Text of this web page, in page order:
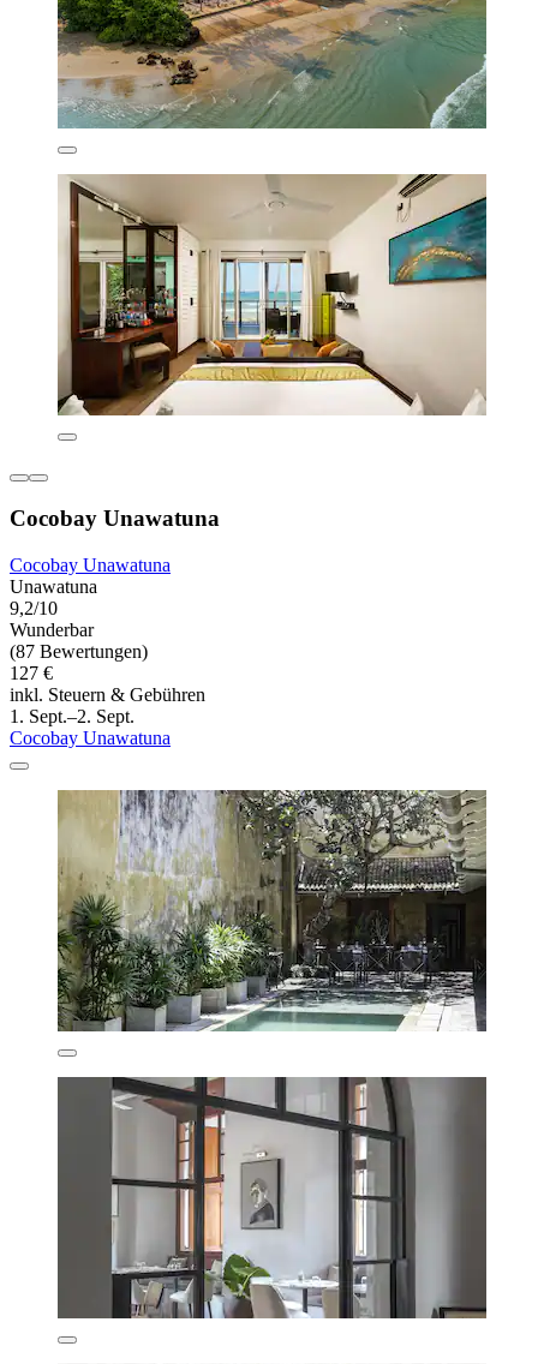
Cocobay Unawatuna
Cocobay Unawatuna
Unawatuna
9,2/10
Wunderbar
(87 Bewertungen)
127 €
inkl. Steuern & Gebühren
1. Sept.–2. Sept.
Cocobay Unawatuna